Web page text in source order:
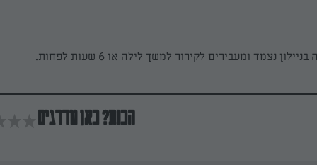
נצמד ומעבירים לקירור למשך לילה או 6 שעות לפחות.
הכנת? כאן מדרגים